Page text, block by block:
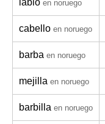
labio en noruego
cabello en noruego
barba en noruego
mejilla en noruego
barbilla en noruego